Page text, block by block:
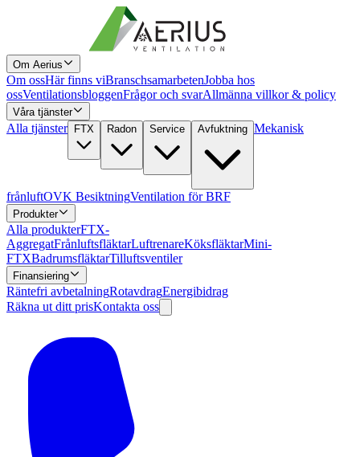
Om Aerius
Om ossHär finns viBranschsamarbetenJobba hos
ossVentilationsbloggenFrågor och svarAllmänna villkor & policy
Våra tjänster
Alla tjänster FTX Radon Service Avfuktning Mekanisk
frånluftOVK BesiktningVentilation för BRF
Produkter
Alla produkterFTX-
AggregatFrånluftsfläktarLuftrenareKöksfläktarMini-
FTXBadrumsfläktarTilluftsventiler
Finansiering
Räntefri avbetalningRotavdragEnergibidrag
Räkna ut ditt prisKontakta oss